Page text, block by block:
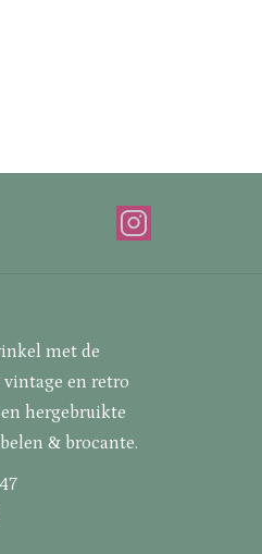
met de
vintage en retro
hergebruikte
& brocante.